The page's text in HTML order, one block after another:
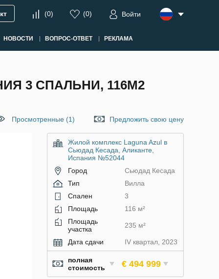
(0) (0) Войти
НОВОСТИ ВОПРОС-ОТВЕТ РЕКЛАМА
3 СПАЛЬНИ, 116М2
Просмотренные (1) Предложить свою цену
Жилой комплекс Laguna Azul в
Сьюдад Кесада, Аликанте,
Испания №52044
Город
Сьюдад Кесада
Тип
Вилла
Спален
3
Площадь
116 м²
Площадь
участка
235 м²
Дата сдачи IV квартал, 2023
полная
стоимость
€ 494 999